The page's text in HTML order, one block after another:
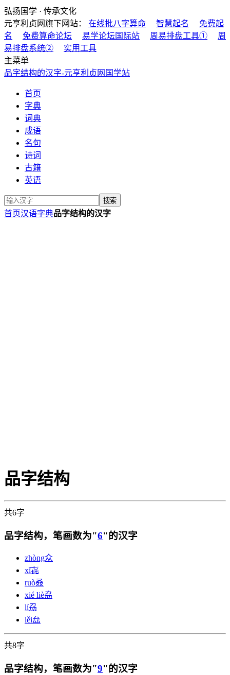
弘扬国学 · 传承文化
元亨利贞网旗下网站： 在线批八字算命 智慧起名
免费起
名
免费算命论坛 易学论坛国际站 周易排盘工具①
周
易排盘系统②
实用工具
主菜单
品字结构的汉字-元亨利贞网国学站
首页
字典
词典
成语
名句
诗词
古籍
英语
首页汉语字典品字结构的汉字
品字结构
共6字
品字结构，笔画数为"6"的汉字
zhòng众
xǐ㐂
ruò叒
xié liè劦
lí刕
lěi厽
共8字
品字结构，笔画数为"9"的汉字